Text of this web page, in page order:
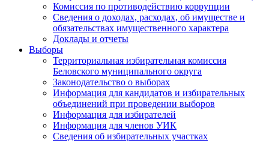
Комиссия по противодействию коррупции
Сведения о доходах, расходах, об имуществе и
обязательствах имущественного характера
Доклады и отчеты
Выборы
Территориальная избирательная комиссия
Беловского муниципального округа
Законодательство о выборах
Информация для кандидатов и избирательных
объединений при проведении выборов
Информация для избирателей
Информация для членов УИК
Сведения об избирательных участках